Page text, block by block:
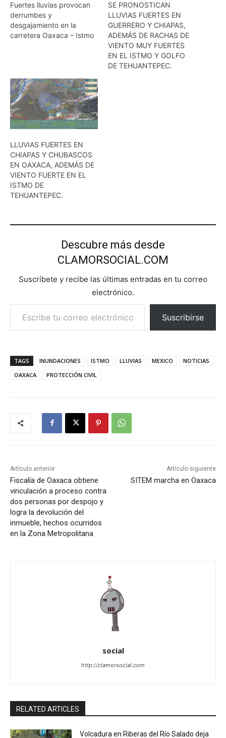
Fuertes lluvias provocan
derrumbes y
desgajamiento en la
carretera Oaxaca – Istmo
SE PRONOSTICAN
LLUVIAS FUERTES EN
GUERRERO Y CHIAPAS,
ADEMÁS DE RACHAS DE
VIENTO MUY FUERTES
EN EL ISTMO Y GOLFO
DE TEHUANTEPEC.
LLUVIAS FUERTES EN
CHIAPAS Y CHUBASCOS
EN OAXACA, ADEMÁS DE
VIENTO FUERTE EN EL
ISTMO DE
TEHUANTEPEC.
Descubre más desde
CLAMORSOCIAL.COM
Suscríbete y recibe las últimas entradas en tu correo
electrónico.
Escribe tu correo electrónico…
Suscribirse
TAGS INUNDACIONES ISTMO LLUVIAS MEXICO
NOTICIAS
OAXACA
PROTECCIÓN CIVIL
Artículo anterior
Fiscalía de Oaxaca obtiene
vinculación a proceso contra
dos personas por despojo y
logra la devolución del
inmueble, hechos ocurridos
en la Zona Metropolitana
Artículo siguiente
SITEM marcha en Oaxaca
social
http://clamorsocial.com
RELATED ARTICLES
Volcadura en Riberas del Río Salado deja